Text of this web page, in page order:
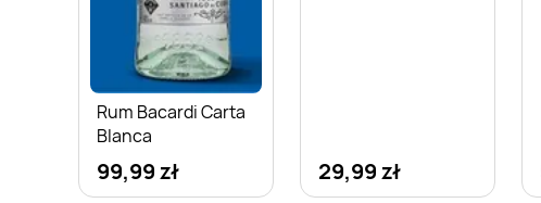
Rum Bacardi Carta
Blanca
99,99 zł 29,99 zł